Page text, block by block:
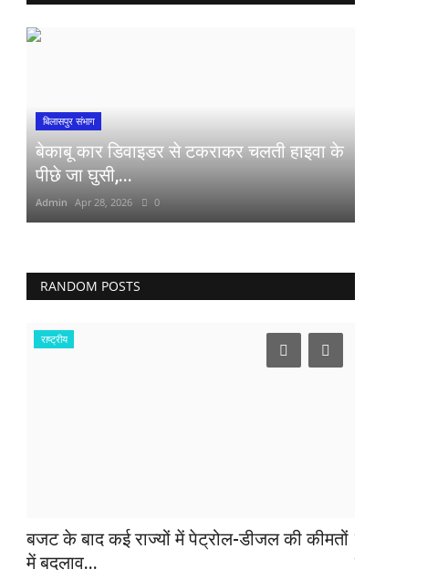
बिलासपुर संभाग
बेकाबू कार डिवाइडर से टकराकर चलती हाइवा के
पीछे जा घुसी,...
Admin Apr 28, 2026 0
RANDOM POSTS
राष्ट्रीय
बजट के बाद कई राज्यों में पेट्रोल-डीजल की कीमतों
में बदलाव...